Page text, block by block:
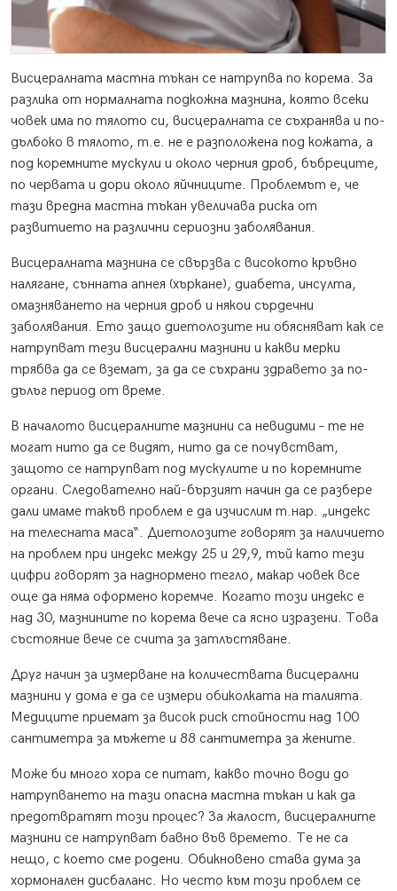
Висцералната мастна тъкан се натрупва по корема. За
разлика от нормалната подкожна мазнина, която всеки
човек има по тялото си, висцералната се съхранява и по-
дълбоко в тялото, т.е. не е разположена под кожата, а
под коремните мускули и около черния дроб, бъбреците,
по червата и дори около яйчниците. Проблемът е, че
тази вредна мастна тъкан увеличава риска от
развитието на различни сериозни заболявания.
Висцералната мазнина се свързва с високото кръвно
налягане, сънната апнея (хъркане), диабета, инсулта,
омазняването на черния дроб и някои сърдечни
заболявания. Ето защо диетолозите ни обясняват как се
натрупват тези висцерални мазнини и какви мерки
трябва да се вземат, за да се съхрани здравето за по-
дълъг период от време.
В началото висцералните мазнини са невидими – те не
могат нито да се видят, нито да се почувстват,
защото се натрупват под мускулите и по коремните
органи. Следователно най-бързият начин да се разбере
дали имаме такъв проблем е да изчислим т.нар. „индекс
на телесната маса“. Диетолозите говорят за наличието
на проблем при индекс между 25 и 29,9, тъй като тези
цифри говорят за наднормено тегло, макар човек все
още да няма оформено коремче. Когато този индекс е
над 30, мазнините по корема вече са ясно изразени. Това
състояние вече се счита за затлъстяване.
Друг начин за измерване на количествата висцерални
мазнини у дома е да се измери обиколката на талията.
Медиците приемат за висок риск стойности над 100
сантиметра за мъжете и 88 сантиметра за жените.
Може би много хора се питат, какво точно води до
натрупването на тази опасна мастна тъкан и как да
предотвратят този процес? За жалост, висцералните
мазнини се натрупват бавно във времето. Те не са
нещо, с което сме родени. Обикновено става дума за
хормонален дисбаланс. Но често към този проблем се